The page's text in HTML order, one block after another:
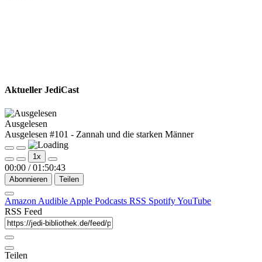
Aktueller JediCast
Ausgelesen
Ausgelesen #101 - Zannah und die starken Männer
Play
Episode
Pause
Episode
1x
00:00 / 01:50:43
Abonnieren Teilen
Amazon Audible Apple Podcasts RSS SpotifyYouTube
RSS Feed
Teilen